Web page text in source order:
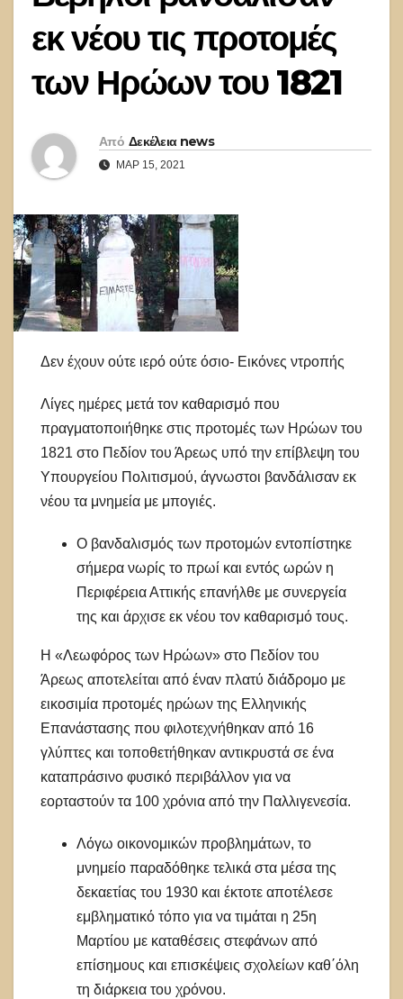
εκ νέου τις προτομές
των Ηρώων του 1821
Από Δεκέλεια news
ΜΑΡ 15, 2021
Δεν έχουν ούτε ιερό ούτε όσιο- Εικόνες ντροπής
Λίγες ημέρες μετά τον καθαρισμό που
πραγματοποιήθηκε στις προτομές των Ηρώων του
1821 στο Πεδίον του Άρεως υπό την επίβλεψη του
Υπουργείου Πολιτισμού, άγνωστοι βανδάλισαν εκ
νέου τα μνημεία με μπογιές.
Ο βανδαλισμός των προτομών εντοπίστηκε
σήμερα νωρίς το πρωί και εντός ωρών η
Περιφέρεια Αττικής επανήλθε με συνεργεία
της και άρχισε εκ νέου τον καθαρισμό τους.
Η «Λεωφόρος των Ηρώων» στο Πεδίον του
Άρεως αποτελείται από έναν πλατύ διάδρομο με
εικοσιμία προτομές ηρώων της Ελληνικής
Επανάστασης που φιλοτεχνήθηκαν από 16
γλύπτες και τοποθετήθηκαν αντικρυστά σε ένα
καταπράσινο φυσικό περιβάλλον για να
εορταστούν τα 100 χρόνια από την Παλλιγενεσία.
Λόγω οικονομικών προβλημάτων, το
μνημείο παραδόθηκε τελικά στα μέσα της
δεκαετίας του 1930 και έκτοτε αποτέλεσε
εμβληματικό τόπο για να τιμάται η 25η
Μαρτίου με καταθέσεις στεφάνων από
επίσημους και επισκέψεις σχολείων καθ΄όλη
τη διάρκεια του χρόνου.